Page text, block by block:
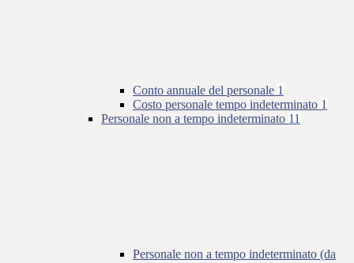
Conto annuale del personale 1
Costo personale tempo indeterminato 1
Personale non a tempo indeterminato 11
Personale non a tempo indeterminato (da